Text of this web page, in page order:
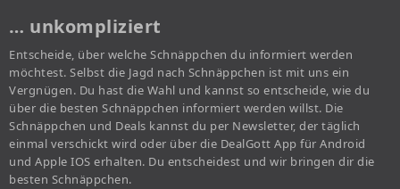
… unkompliziert
Entscheide, über welche Schnäppchen du informiert werden
möchtest. Selbst die Jagd nach Schnäppchen ist mit uns ein
Vergnügen. Du hast die Wahl und kannst so entscheide, wie du
über die besten Schnäppchen informiert werden willst. Die
Schnäppchen und Deals kannst du per Newsletter, der täglich
einmal verschickt wird oder über die DealGott App für Android
und Apple IOS erhalten. Du entscheidest und wir bringen dir die
besten Schnäppchen.